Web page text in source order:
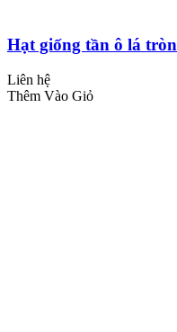
Hạt giống tần ô lá tròn
Liên hệ
Thêm Vào Giỏ